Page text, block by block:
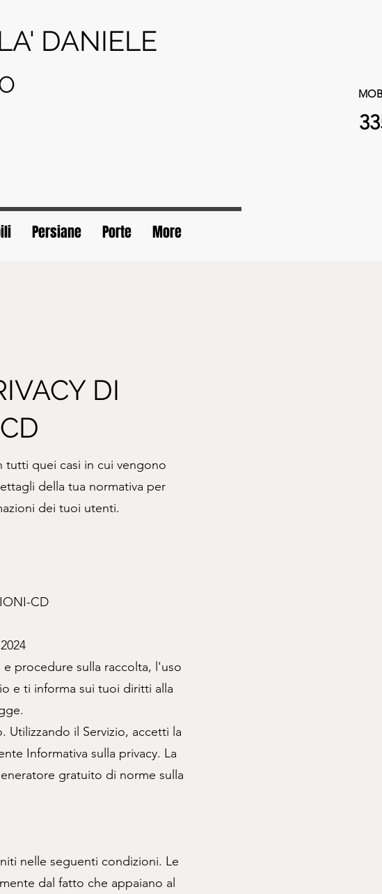
DANIELE
Persiane Porte More
DI
tutti quei casi in cui vengono
della tua normativa per
dei tuoi utenti.
CD
procedure sulla raccolta, l'uso
e ti informa sui tuoi diritti alla
Utilizzando il Servizio, accetti la
Informativa sulla privacy. La
gratuito di norme sulla
nelle seguenti condizioni. Le
dal fatto che appaiano al